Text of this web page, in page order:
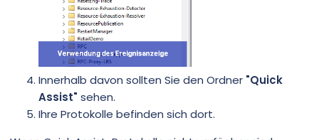
Innerhalb davon sollten Sie den Ordner "Quick
Assist" sehen.
Ihre Protokolle befinden sich dort.